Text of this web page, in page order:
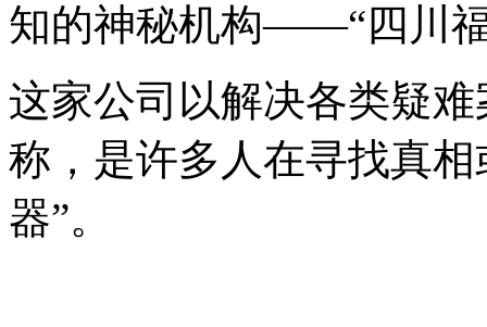
知的神秘机构——“四川
这家公司以解决各类疑
称，是许多人在寻找真
器”。